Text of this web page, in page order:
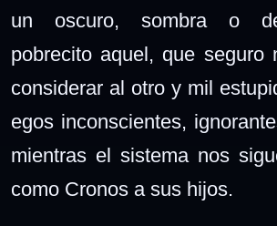
un oscuro, sombra o
pobrecito aquel, que seguro
considerar al otro y mil
egos inconscientes,
mientras el sistema nos
como Cronos a sus hijos.